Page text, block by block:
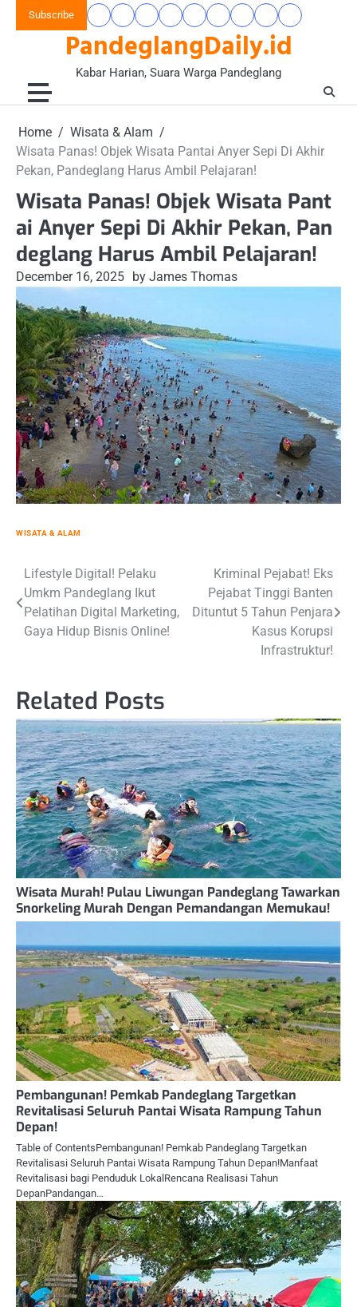
Subscribe
PandeglangDaily.id
Kabar Harian, Suara Warga Pandeglang
BerandaBanten
Raya
Gaya
Hidup
&
Komunitas
Hukum
Kriminal
Nasional
Opini
Wacana
Pandeglang
Today
Pendidikan
&
Kesehatan
Wisata
&
Home
Wisata & Alam
Wisata Panas! Objek Wisata Pantai Anyer Sepi Di Akhir
Pekan, Pandeglang Harus Ambil Pelajaran!
Wisata Panas! Objek Wisata Pant
ai Anyer Sepi Di Akhir Pekan, Pan
deglang Harus Ambil Pelajaran!
December 16, 2025 by James Thomas
WISATA & ALAM
Post
navigation
Lifestyle Digital! Pelaku
Umkm Pandeglang Ikut
Pelatihan Digital Marketing,
Gaya Hidup Bisnis Online!
Kriminal Pejabat! Eks
Pejabat Tinggi Banten
Dituntut 5 Tahun Penjara
Kasus Korupsi
Infrastruktur!
Related Posts
Wisata Murah! Pulau Liwungan Pandeglang Tawarkan
Snorkeling Murah Dengan Pemandangan Memukau!
Pembangunan! Pemkab Pandeglang Targetkan
Revitalisasi Seluruh Pantai Wisata Rampung Tahun
Depan!
Table of ContentsPembangunan! Pemkab Pandeglang Targetkan
Revitalisasi Seluruh Pantai Wisata Rampung Tahun Depan!Manfaat
Revitalisasi bagi Penduduk LokalRencana Realisasi Tahun
DepanPandangan…